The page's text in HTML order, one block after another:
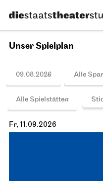
Unser Spielplan
09.08.2026 Alle
Alle Spielstätten
Fr, 11.09.2026